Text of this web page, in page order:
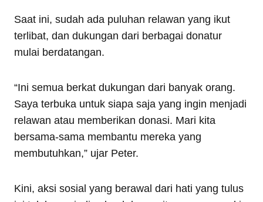
Saat ini, sudah ada puluhan relawan yang ikut
terlibat, dan dukungan dari berbagai donatur
mulai berdatangan.
“Ini semua berkat dukungan dari banyak orang.
Saya terbuka untuk siapa saja yang ingin menjadi
relawan atau memberikan donasi. Mari kita
bersama-sama membantu mereka yang
membutuhkan,” ujar Peter.
Kini, aksi sosial yang berawal dari hati yang tulus